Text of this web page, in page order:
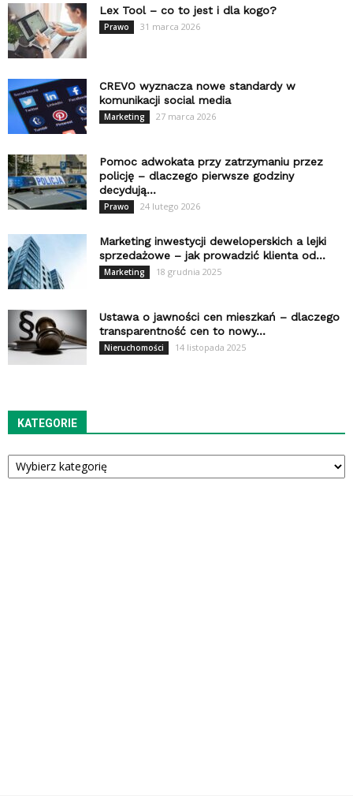
Lex Tool – co to jest i dla kogo?
Prawo 31 marca 2026
CREVO wyznacza nowe standardy w
komunikacji social media
Marketing 27 marca 2026
Pomoc adwokata przy zatrzymaniu przez
policję – dlaczego pierwsze godziny
decydują...
Prawo 24 lutego 2026
Marketing inwestycji deweloperskich a lejki
sprzedażowe – jak prowadzić klienta od...
Marketing 18 grudnia 2025
Ustawa o jawności cen mieszkań – dlaczego
transparentność cen to nowy...
Nieruchomości 14 listopada 2025
KATEGORIE
Kategorie